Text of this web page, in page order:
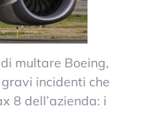
multare Boeing,
incidenti che
8 dell’azienda: i